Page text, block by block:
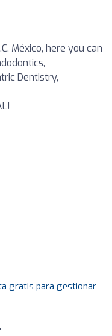
México, here you can
Dentistry,
gratis para gestionar